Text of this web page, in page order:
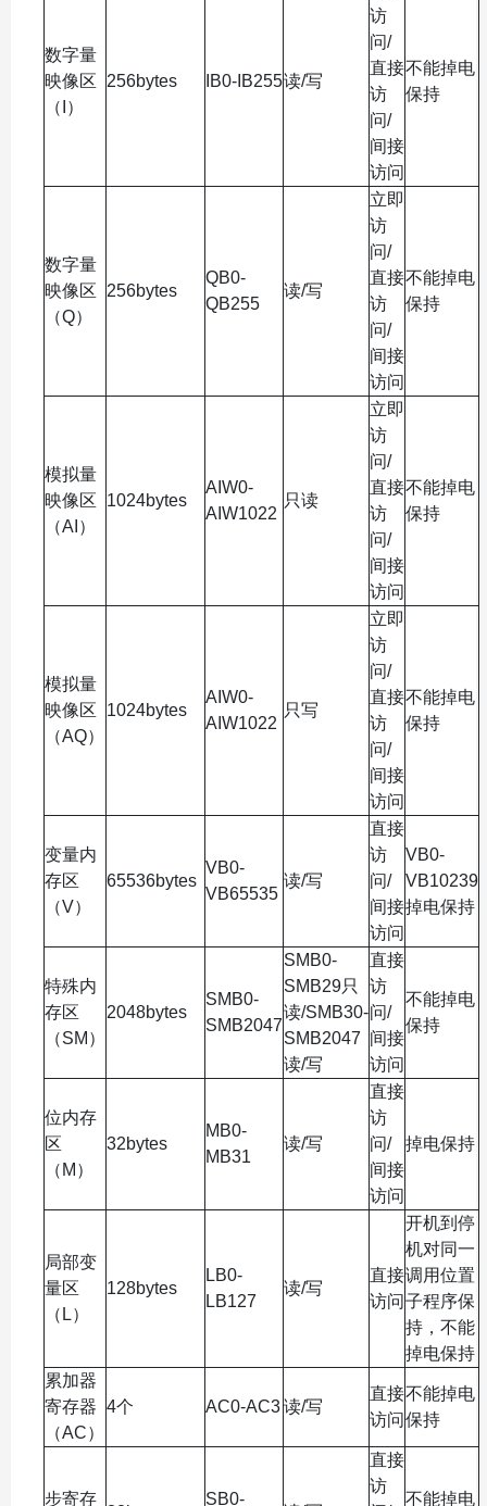
数字量
映像区
（I）
256bytes IB0-IB255读/写
访
问/
直接
访
问/
间接
访问
不能掉电
保持
数字量
映像区
（Q）
256bytes
QB0-
QB255
读/写
立即
访
问/
直接
访
问/
间接
访问
不能掉电
保持
模拟量
映像区
（AI）
1024bytes
AIW0-
AIW1022
只读
立即
访
问/
直接
访
问/
间接
访问
不能掉电
保持
模拟量
映像区
（AQ）
1024bytes
AIW0-
AIW1022
只写
立即
访
问/
直接
访
问/
间接
访问
不能掉电
保持
变量内
存区
（V）
65536bytes
VB0-
VB65535
读/写
直接
访
问/
间接
访问
VB0-
VB10239
掉电保持
特殊内
存区
（SM）
2048bytes
SMB0-
SMB2047
SMB0-
SMB29只
读/SMB30-
SMB2047
读/写
直接
访
问/
间接
访问
不能掉电
保持
位内存
区
（M）
32bytes
MB0-
MB31
读/写
直接
访
问/
间接
访问
掉电保持
局部变
量区
（L）
128bytes
LB0-
LB127
读/写
直接
访问
开机到停
机对同一
调用位置
子程序保
持，不能
掉电保持
累加器
寄存器
（AC）
4个 AC0-AC3读/写
直接
访问
不能掉电
保持
步寄存 SB0-
直接
访
不能掉电